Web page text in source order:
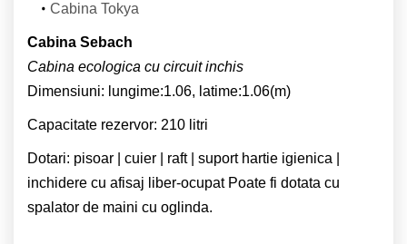
Cabina Tokya
Cabina Sebach
Cabina ecologica cu circuit inchis
Dimensiuni: lungime:1.06, latime:1.06(m)
Capacitate rezervor: 210 litri
Dotari: pisoar | cuier | raft | suport hartie igienica |
inchidere cu afisaj liber-ocupat Poate fi dotata cu
spalator de maini cu oglinda.